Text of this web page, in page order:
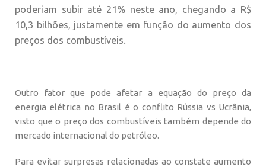
poderiam subir até 21% neste ano, chegando a R$
10,3 bilhões, justamente em função do aumento dos
preços dos combustíveis.
Outro fator que pode afetar a equação do preço da
energia elétrica no Brasil é o conflito Rússia vs Ucrânia,
visto que o preço dos combustíveis também depende do
mercado internacional do petróleo.
Para evitar surpresas relacionadas ao constate aumento